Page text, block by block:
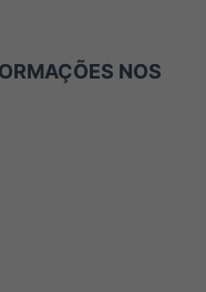
NOS